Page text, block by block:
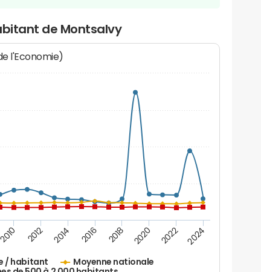
de Montsalvy
l'Economie)
/ habitant
Moyenne nationale
2012 2014 2016 2018 2020 2022 2024